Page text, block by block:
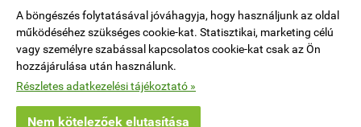
A böngészés folytatásával jóváhagyja, hogy használjunk az oldal
működéséhez szükséges cookie-kat. Statisztikai, marketing célú
vagy személyre szabással kapcsolatos cookie-kat csak az Ön
hozzájárulása után használunk.
Részletes adatkezelési tájékoztató »
Nem kötelezőek elutasítása
Saját fiók